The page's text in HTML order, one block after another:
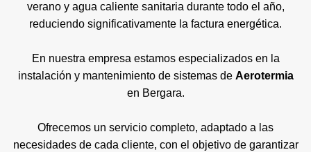
verano y agua caliente sanitaria durante todo el año,
reduciendo significativamente la factura energética.
En nuestra empresa estamos especializados en la
instalación y mantenimiento de sistemas de Aerotermia
en Bergara.
Ofrecemos un servicio completo, adaptado a las
necesidades de cada cliente, con el objetivo de garantizar